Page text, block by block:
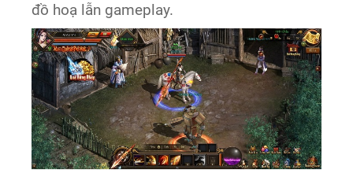
đồ hoạ lẫn gameplay.